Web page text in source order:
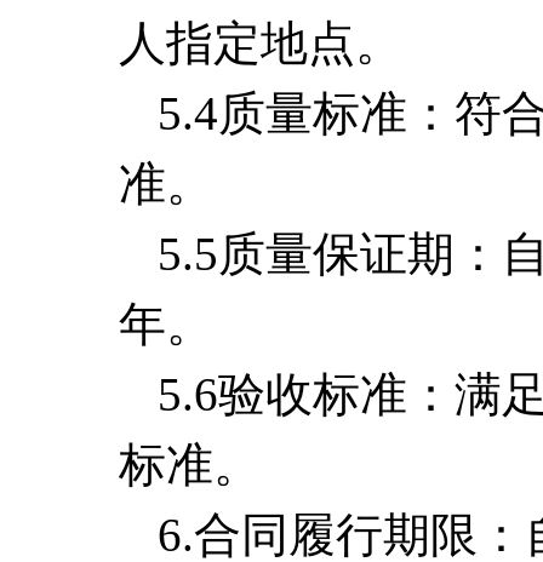
人指定地点。
5.4质量标准：符
准。
5.5质量保证期：
年。
5.6验收标准： 满
标准。
6.合同履行期限：